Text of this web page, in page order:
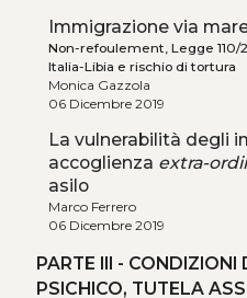
Immigrazione via
Non-refoulement, Legge 110/
Italia-Libia e rischio di tortura
Monica Gazzola
06 Dicembre 2019
La vulnerabilità degli
accoglienza extra-
asilo
Marco Ferrero
06 Dicembre 2019
PARTE III -
PSICHICO, TUTELA